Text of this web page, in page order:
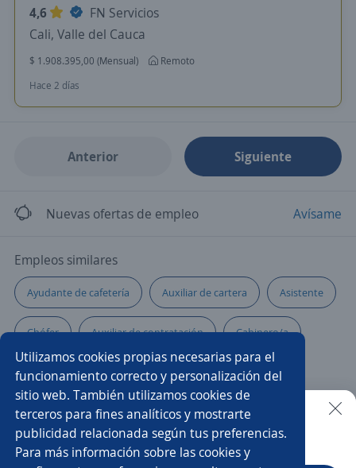
Utilizamos cookies propias necesarias para el
funcionamiento correcto y personalización del
sitio web. También utilizamos cookies de
terceros para fines analíticos y mostrarte
publicidad relacionada según tus preferencias.
Para más información sobre las cookies y
4,6
FN Servicios
Cali, Valle del Cauca
$ 1.908.395,00 (Mensual)
Remoto
Hace 2 días
Anterior Siguiente
Nuevas ofertas de empleo Avísame
Empleos similares
Ayudante de cafetería Auxiliar de cartera Asistente
Chófer Auxiliar de contratación Cabinero/a
Auxiliar de almacén y montacarguista Cargador/a
Asistente/a administrativo Auxiliar mercadotecnia
Ayudante mecánico Administrativo financiero
Buscar es más fácil en la app